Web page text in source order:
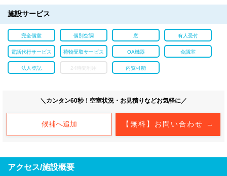
施設サービス
完全個室 個別空調 窓 有人受付
電話代行サービス 荷物受取サービス OA機器 会議室
法人登記 24時間利用 内覧可能
＼カンタン60秒！空室状況・お見積りなどお気軽に／
【無料】お問い合わせ →
候補へ追加
アクセス/施設概要